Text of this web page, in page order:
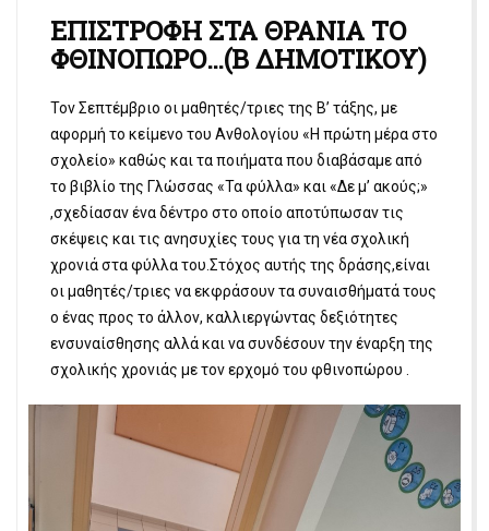
ΕΠΙΣΤΡΟΦΗ ΣΤΑ ΘΡΑΝΙΑ ΤΟ
ΦΘΙΝΟΠΩΡΟ…(B ΔΗΜΟΤΙΚΟΥ)
Τον Σεπτέμβριο οι μαθητές/τριες της Β’ τάξης, με
αφορμή το κείμενο του Ανθολογίου «Η πρώτη μέρα στο
σχολείο» καθώς και τα ποιήματα που διαβάσαμε από
το βιβλίο της Γλώσσας «Τα φύλλα» και «Δε μ’ ακούς;»
,σχεδίασαν ένα δέντρο στο οποίο αποτύπωσαν τις
σκέψεις και τις ανησυχίες τους για τη νέα σχολική
χρονιά στα φύλλα του.Στόχος αυτής της δράσης,είναι
οι μαθητές/τριες να εκφράσουν τα συναισθήματά τους
ο ένας προς το άλλον, καλλιεργώντας δεξιότητες
ενσυναίσθησης αλλά και να συνδέσουν την έναρξη της
σχολικής χρονιάς με τον ερχομό του φθινοπώρου .